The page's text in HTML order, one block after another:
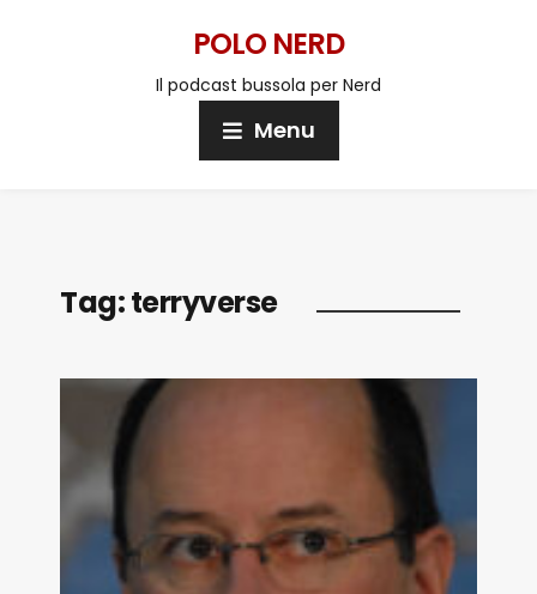
POLO NERD
Il podcast bussola per Nerd
Menu
Tag:terryverse